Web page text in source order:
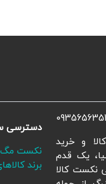
و خرید
یک قدم
نکست کالا
دسترسی
نکست مگ
برند